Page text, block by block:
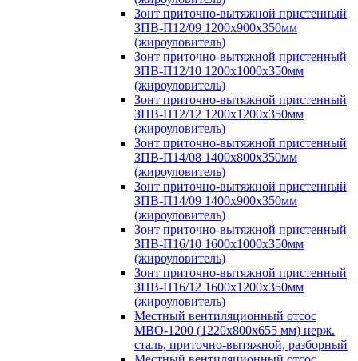
Зонт приточно-вытяжной пристенный
ЗПВ-П12/09 1200х900х350мм
(жироуловитель)
Зонт приточно-вытяжной пристенный
ЗПВ-П12/10 1200х1000х350мм
(жироуловитель)
Зонт приточно-вытяжной пристенный
ЗПВ-П12/12 1200х1200х350мм
(жироуловитель)
Зонт приточно-вытяжной пристенный
ЗПВ-П14/08 1400х800х350мм
(жироуловитель)
Зонт приточно-вытяжной пристенный
ЗПВ-П14/09 1400х900х350мм
(жироуловитель)
Зонт приточно-вытяжной пристенный
ЗПВ-П16/10 1600х1000х350мм
(жироуловитель)
Зонт приточно-вытяжной пристенный
ЗПВ-П16/12 1600х1200х350мм
(жироуловитель)
Местный вентиляционный отсос
МВО-1200 (1220х800х655 мм) нерж.
сталь, приточно-вытяжной, разборный